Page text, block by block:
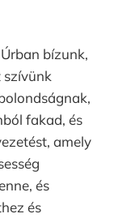
bízunk,
szívünk
fakad, és
amely
és
és